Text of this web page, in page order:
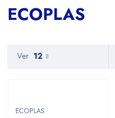
ECOPLAS
Ver 12
ECOPLAS